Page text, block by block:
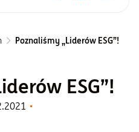
Poznaliśmy „Liderów ESG”!
ESG”!